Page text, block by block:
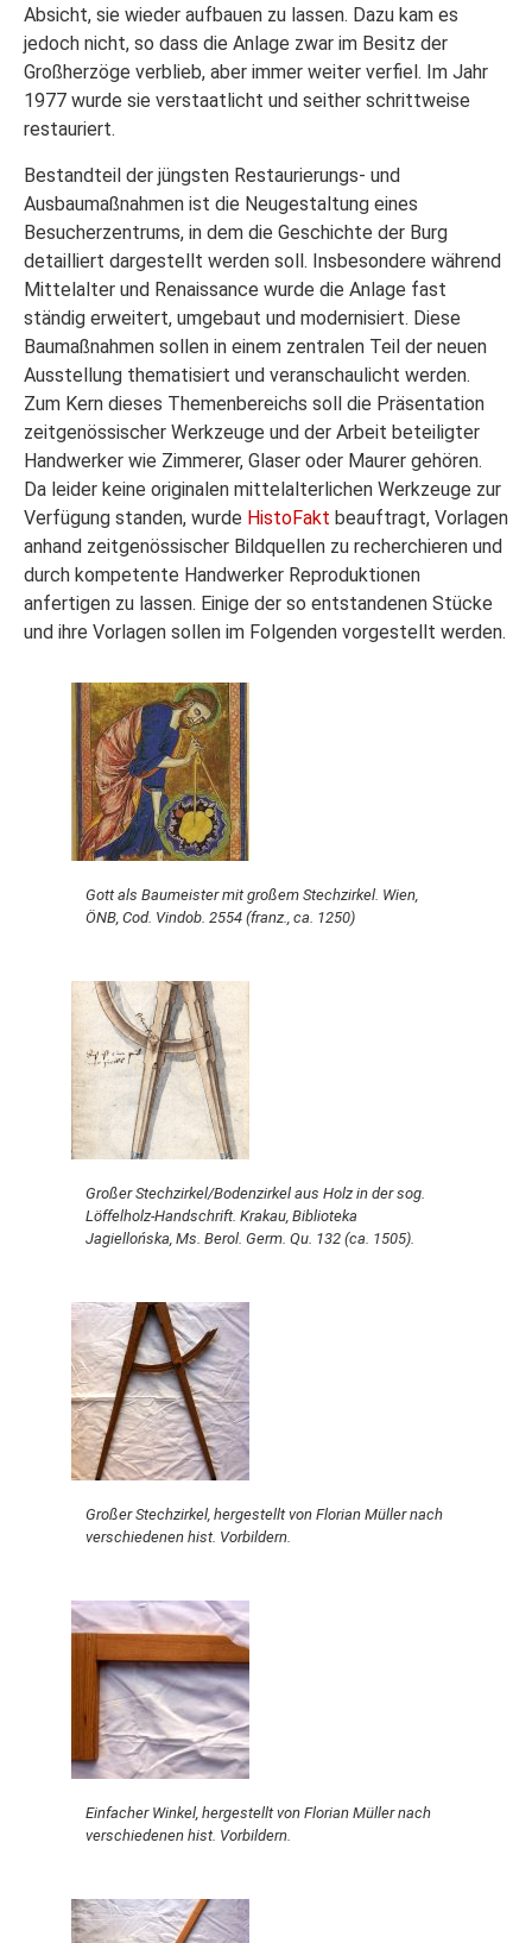
Absicht, sie wieder aufbauen zu lassen. Dazu kam es
jedoch nicht, so dass die Anlage zwar im Besitz der
Großherzöge verblieb, aber immer weiter verfiel. Im Jahr
1977 wurde sie verstaatlicht und seither schrittweise
restauriert.
Bestandteil der jüngsten Restaurierungs- und
Ausbaumaßnahmen ist die Neugestaltung eines
Besucherzentrums, in dem die Geschichte der Burg
detailliert dargestellt werden soll. Insbesondere während
Mittelalter und Renaissance wurde die Anlage fast
ständig erweitert, umgebaut und modernisiert. Diese
Baumaßnahmen sollen in einem zentralen Teil der neuen
Ausstellung thematisiert und veranschaulicht werden.
Zum Kern dieses Themenbereichs soll die Präsentation
zeitgenössischer Werkzeuge und der Arbeit beteiligter
Handwerker wie Zimmerer, Glaser oder Maurer gehören.
Da leider keine originalen mittelalterlichen Werkzeuge zur
Verfügung standen, wurde HistoFakt beauftragt, Vorlagen
anhand zeitgenössischer Bildquellen zu recherchieren und
durch kompetente Handwerker Reproduktionen
anfertigen zu lassen. Einige der so entstandenen Stücke
und ihre Vorlagen sollen im Folgenden vorgestellt werden.
Gott als Baumeister mit großem Stechzirkel. Wien,
ÖNB, Cod. Vindob. 2554 (franz., ca. 1250)
Großer Stechzirkel/Bodenzirkel aus Holz in der sog.
Löffelholz-Handschrift. Krakau, Biblioteka
Jagiellońska, Ms. Berol. Germ. Qu. 132 (ca. 1505).
Großer Stechzirkel, hergestellt von Florian Müller nach
verschiedenen hist. Vorbildern.
Einfacher Winkel, hergestellt von Florian Müller nach
verschiedenen hist. Vorbildern.